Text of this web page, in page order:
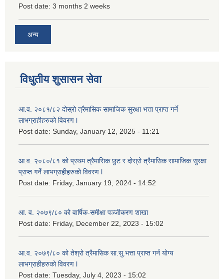
Post date: 3 months 2 weeks
अन्य
विधुतीय शुसासन सेवा
आ.व. २०८१/८२ दोस्रो त्रैमासिक सामाजिक सुरक्षा भत्ता प्राप्त गर्ने
लाभग्राहीहरुको विवरण l
Post date: Sunday, January 12, 2025 - 11:21
आ.व. २०८०/८१ को प्रथम त्रैमासिक छुट र दोस्रो त्रैमासिक सामाजिक सुरक्षा
प्राप्त गर्ने लाभग्राहीहरुको विवरण l
Post date: Friday, January 19, 2024 - 14:52
आ. व. २०७९/८० को वार्षिक-समीक्षा पञ्जीकरण शाखा
Post date: Friday, December 22, 2023 - 15:02
आ.व. २०७९/८० को तेश्रो त्रैमासिक सा.सु.भ‍त्ता प्राप्त गर्न योग्य
लाभग्राहीहरुको विवरण l
Post date: Tuesday, July 4, 2023 - 15:02